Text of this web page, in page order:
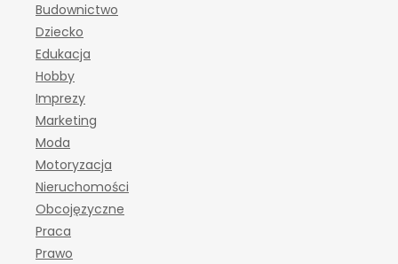
Budownictwo
Dziecko
Edukacja
Hobby
Imprezy
Marketing
Moda
Motoryzacja
Nieruchomości
Obcojęzyczne
Praca
Prawo